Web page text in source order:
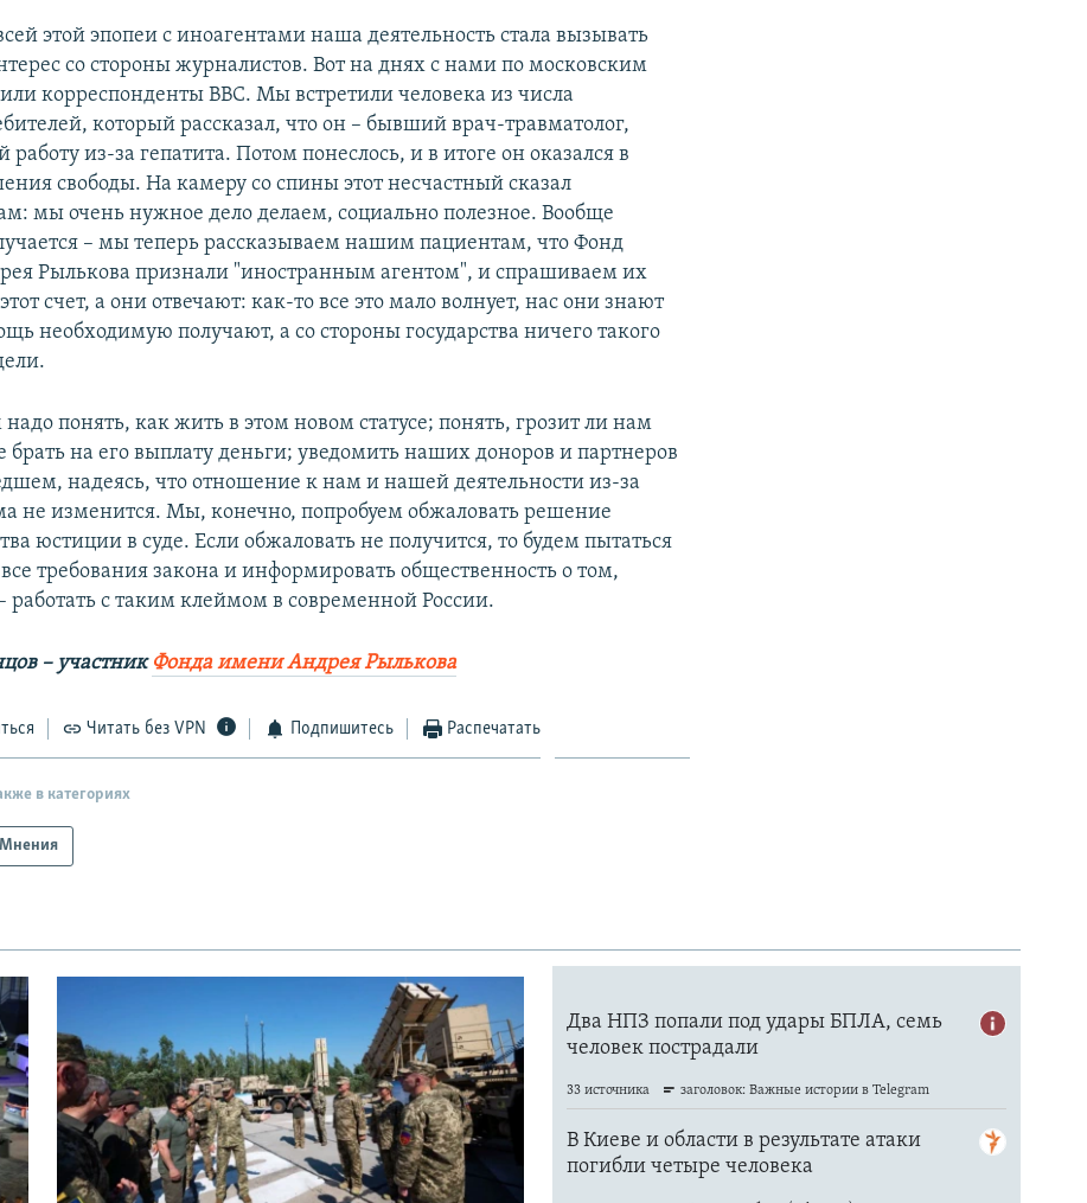
этой эпопеи с иноагентами наша деятельность стала вызывать
со стороны журналистов. Вот на днях с нами по московским
корреспонденты BBC. Мы встретили человека из числа
который рассказал, что он – бывший врач-травматолог,
работу из-за гепатита. Потом понеслось, и в итоге он оказался в
свободы. На камеру со спины этот несчастный сказал
мы очень нужное дело делаем, социально полезное. Вообще
– мы теперь рассказываем нашим пациентам, что Фонд
Рылькова признали "иностранным агентом", и спрашиваем их
счет, а они отвечают: как-то все это мало волнует, нас они знают
необходимую получают, а со стороны государства ничего такого
понять, как жить в этом новом статусе; понять, грозит ли нам
брать на его выплату деньги; уведомить наших доноров и партнеров
надеясь, что отношение к нам и нашей деятельности из-за
не изменится. Мы, конечно, попробуем обжаловать решение
юстиции в суде. Если обжаловать не получится, то будем пытаться
требования закона и информировать общественность о том,
работать с таким клеймом в современной России.
– участник Фонда имени Андрея Рылькова
Читать без VPN Подпишитесь Распечатать
в категориях
Мнения